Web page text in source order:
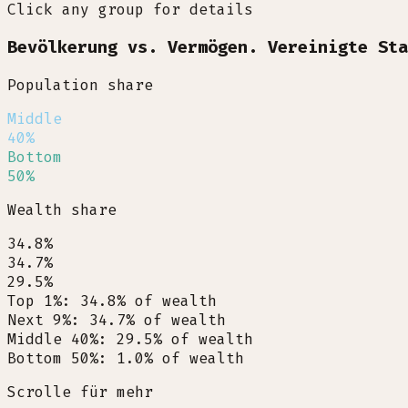
Click any group for details
Bevölkerung vs. Vermögen. Vereinigte
Population share
Middle
40%
Bottom
50%
Wealth share
34.8%
34.7%
29.5%
Top 1%: 34.8% of wealth
Next 9%: 34.7% of wealth
Middle 40%: 29.5% of wealth
Bottom 50%: 1.0% of wealth
Scrolle für mehr